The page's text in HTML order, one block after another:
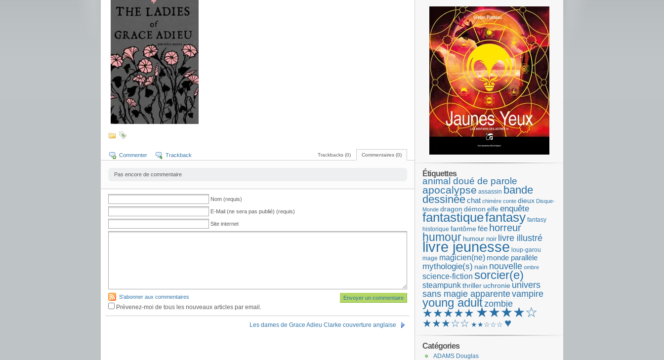
Commentaires (0)
Trackbacks (0)
Commenter Trackback
Pas encore de commentaire
Nom (requis)
E-Mail (ne sera pas publié) (requis)
Site internet
S'abonner aux commentaires
Prévenez-moi de tous les nouveaux articles par email.
Les dames de Grace Adieu Clarke couverture anglaise
Étiquettes
animal doué de parole
apocalypse assassin bande
dessinéechat chimère conte dieux Disque-
Monde dragon démon elfeenquête
fantastiquefantasy fantasy
historique fantômefée horreur
humour humour noir livre illustré
livre jeunesse loup-garou
mage magicien(ne) monde parallèle
mythologie(s) nain nouvelle ombre
science-fiction sorcier(e)
steampunkthriller uchronie univers
sans magie apparentevampire
young adultzombie
★★★★★ ★★★★☆
★★★☆☆ ★★☆☆☆ ♥
Catégories
ADAMS Douglas